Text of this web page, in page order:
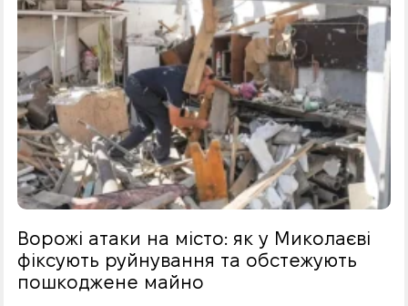
Ворожі атаки на місто: як у Миколаєві
фіксують руйнування та обстежують
пошкоджене майно